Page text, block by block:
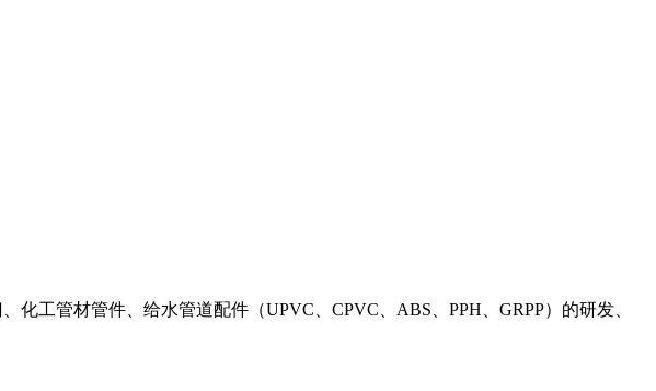
工管材管件、给水管道配件（UPVC、CPVC、ABS、PPH、GRPP）的研发、